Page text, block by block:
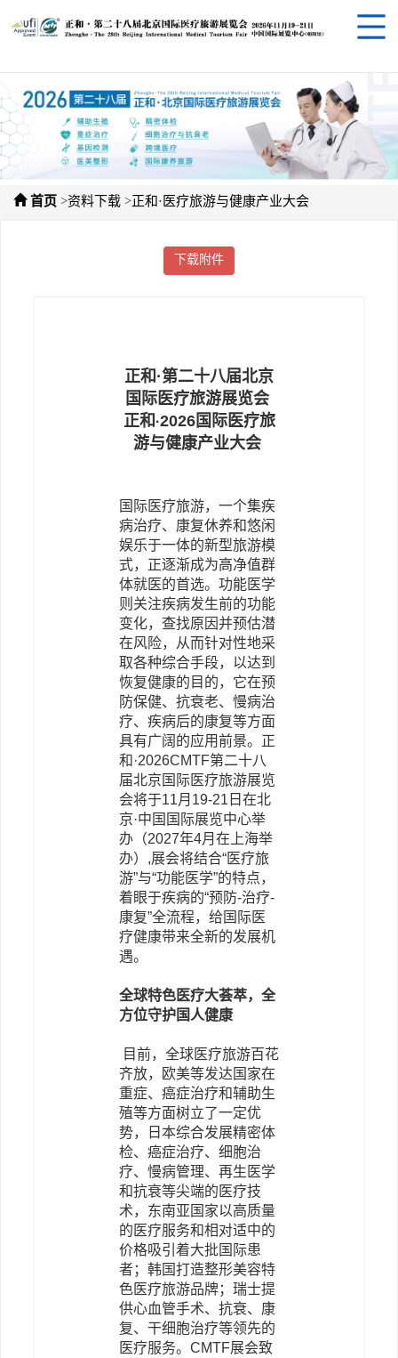
首页 >资料下载 >正和·医疗旅游与健康产业大会
下载附件
正和·第二十八届北京
国际医疗旅游展览会
正和·2026国际医疗旅
游与健康产业大会
国际医疗旅游，一个集疾
病治疗、康复休养和悠闲
娱乐于一体的新型旅游模
式，正逐渐成为高净值群
体就医的首选。功能医学
则关注疾病发生前的功能
变化，查找原因并预估潜
在风险，从而针对性地采
取各种综合手段，以达到
恢复健康的目的，它在预
防保健、抗衰老、慢病治
疗、疾病后的康复等方面
具有广阔的应用前景。正
和·2026CMTF第二十八
届北京国际医疗旅游展览
会将于11月19-21日在北
京·中国国际展览中心举
办（2027年4月在上海举
办）,展会将结合“医疗旅
游”与“功能医学”的特点，
着眼于疾病的“预防-治疗-
康复”全流程，给国际医
疗健康带来全新的发展机
遇。
全球特色医疗大荟萃，全
方位守护国人健康
目前，全球医疗旅游百花
齐放，欧美等发达国家在
重症、癌症治疗和辅助生
殖等方面树立了一定优
势，日本综合发展精密体
检、癌症治疗、细胞治
疗、慢病管理、再生医学
和抗衰等尖端的医疗技
术，东南亚国家以高质量
的医疗服务和相对适中的
价格吸引着大批国际患
者；韩国打造整形美容特
色医疗旅游品牌；瑞士提
供心血管手术、抗衰、康
复、干细胞治疗等领先的
医疗服务。CMTF展会致